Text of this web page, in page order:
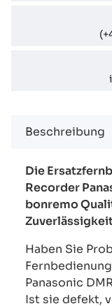
Beschreibung
Die
Recorder
bonremo
Haben Sie
Panasonic
Ist sie defekt,